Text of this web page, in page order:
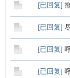
[已回复]
[已回复]
[已回复]
[已回复]